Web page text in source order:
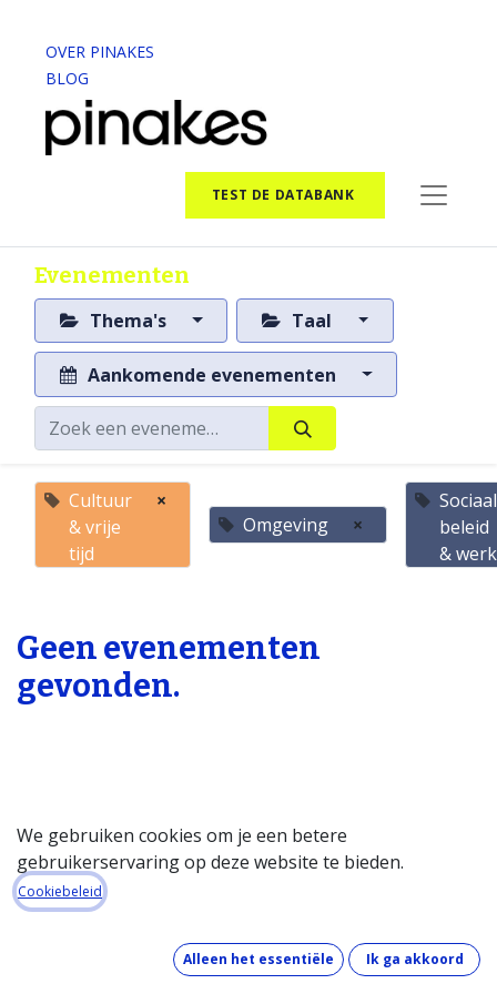
OVER PINAKES
BLOG
TEST DE DATABANK
Evenementen
Thema's Taal
Aankomende evenementen
Cultuur
& vrije
tijd
×
Omgeving
×
Sociaal
beleid
& werk
Geen evenementen
gevonden.
Startpagina
Over de databank
Wat kost de databank?
Hoe werkt de databank?
We gebruiken cookies om je een betere
gebruikerservaring op deze website te bieden.
Cookiebeleid
Alleen het essentiële Ik ga akkoord